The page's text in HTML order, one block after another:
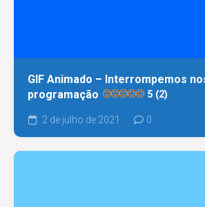
GIF Animado – Interrompemos
programação
5 (2)
2 de julho de 2021 0